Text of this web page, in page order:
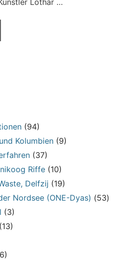
(94)
Kolumbien (9)
(37)
Riffe (10)
Delfzij (19)
Nordsee (ONE-Dyas) (53)
(3)
(13)